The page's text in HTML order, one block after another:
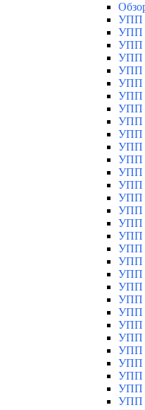
УПП
УПП
УПП
УПП
УПП
УПП
УПП
УПП
УПП
УПП
УПП
УПП
УПП
УПП
УПП
УПП
УПП
УПП
УПП
УПП
УПП
УПП
УПП
УПП
УПП
УПП
УПП
УПП
УПП
УПП
УПП